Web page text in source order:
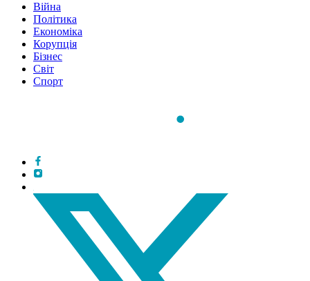
Війна
Політика
Економіка
Корупція
Бізнес
Світ
Спорт